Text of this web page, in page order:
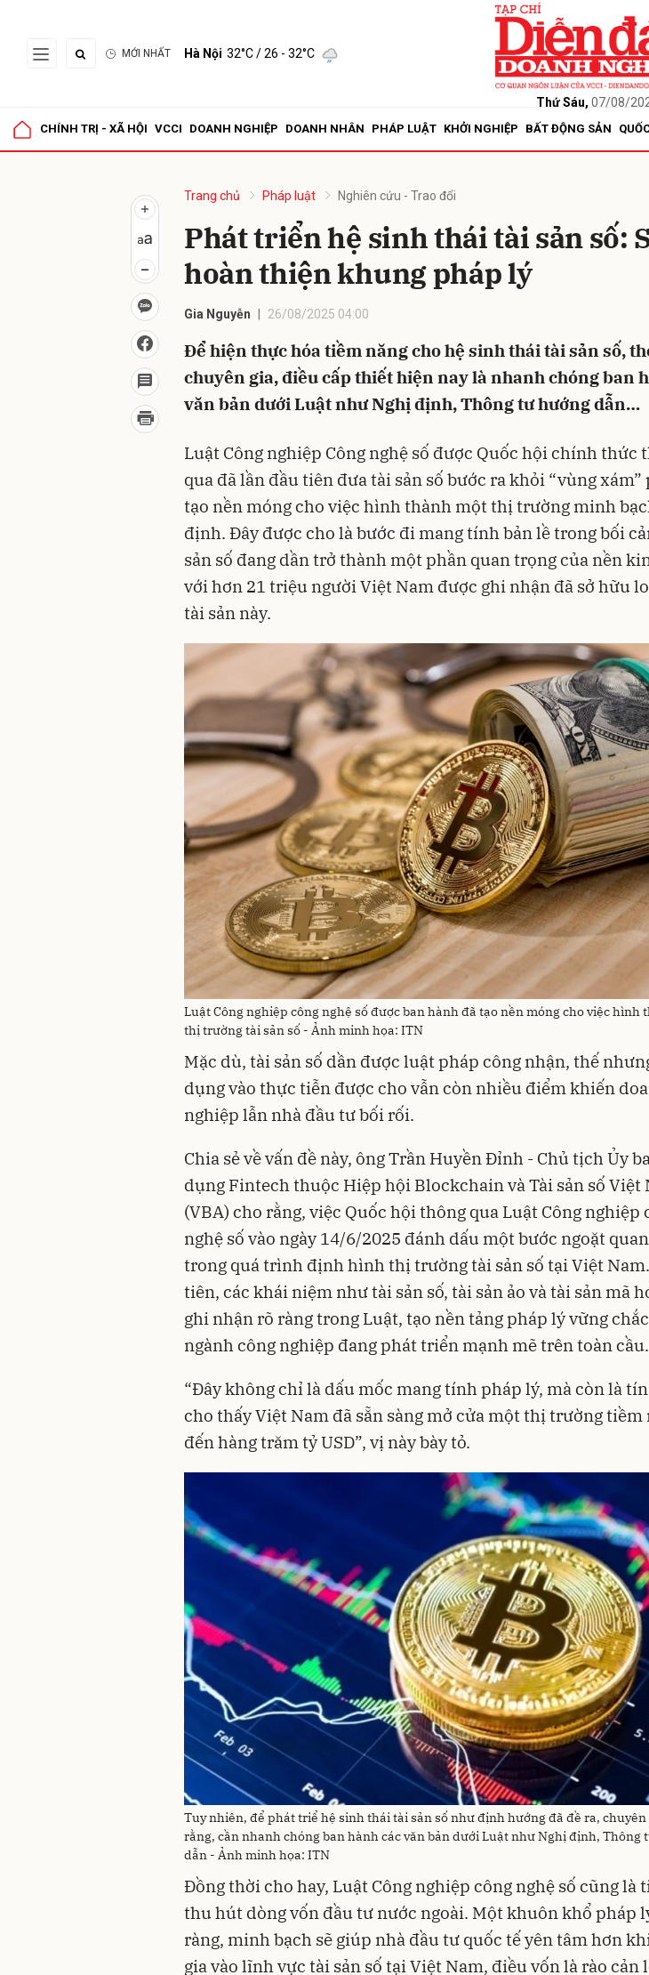
MỚI NHẤT Hà Nội 32°C/ 26 - 32°C
Thứ Sáu, 07/08/
CHÍNH TRỊ - XÃ HỘI VCCI DOANH NGHIỆP DOANH NHÂN PHÁP LUẬT KHỞI NGHIỆP BẤT ĐỘNG SẢN
Trang chủ Pháp luật Nghiên cứu - Trao đổi
Phát triển hệ sinh thái tài sản số:
hoàn thiện khung pháp lý
Gia Nguyễn 26/08/2025 04:00
Để hiện thực hóa tiềm năng cho hệ sinh thái tài sản số,
chuyên gia, điều cấp thiết hiện nay là nhanh chóng ban
văn bản dưới Luật như Nghị định, Thông tư hướng dẫn…
Luật Công nghiệp Công nghệ số được Quốc hội chính thức
qua đã lần đầu tiên đưa tài sản số bước ra khỏi “vùng xám”
tạo nền móng cho việc hình thành một thị trường minh
định. Đây được cho là bước đi mang tính bản lề trong bối
sản số đang dần trở thành một phần quan trọng của nền
với hơn 21 triệu người Việt Nam được ghi nhận đã sở hữu
tài sản này.
Luật Công nghiệp công nghệ số được ban hành đã tạo nền móng cho việc hình
thị trường tài sản số - Ảnh minh họa: ITN
Mặc dù, tài sản số dần được luật pháp công nhận, thế
dụng vào thực tiễn được cho vẫn còn nhiều điểm khiến
nghiệp lẫn nhà đầu tư bối rối.
Chia sẻ về vấn đề này, ông Trần Huyền Đỉnh - Chủ tịch Ủy
dụng Fintech thuộc Hiệp hội Blockchain và Tài sản số Việt
(VBA) cho rằng, việc Quốc hội thông qua Luật Công nghiệp
nghệ số vào ngày 14/6/2025 đánh dấu một bước ngoặt
trong quá trình định hình thị trường tài sản số tại Việt
tiên, các khái niệm như tài sản số, tài sản ảo và tài sản mã
ghi nhận rõ ràng trong Luật, tạo nền tảng pháp lý vững
ngành công nghiệp đang phát triển mạnh mẽ trên toàn cầu.
“Đây không chỉ là dấu mốc mang tính pháp lý, mà còn là
cho thấy Việt Nam đã sẵn sàng mở cửa một thị trường tiềm
đến hàng trăm tỷ USD”, vị này bày tỏ.
Tuy nhiên, để phát triể hệ sinh thái tài sản số như định hướng đã đề ra, chuyên
rằng, cần nhanh chóng ban hành các văn bản dưới Luật như Nghị định, Thông
dẫn - Ảnh minh họa: ITN
Đồng thời cho hay, Luật Công nghiệp công nghệ số cũng là
thu hút dòng vốn đầu tư nước ngoài. Một khuôn khổ pháp
ràng, minh bạch sẽ giúp nhà đầu tư quốc tế yên tâm hơn
gia vào lĩnh vực tài sản số tại Việt Nam, điều vốn là rào cản